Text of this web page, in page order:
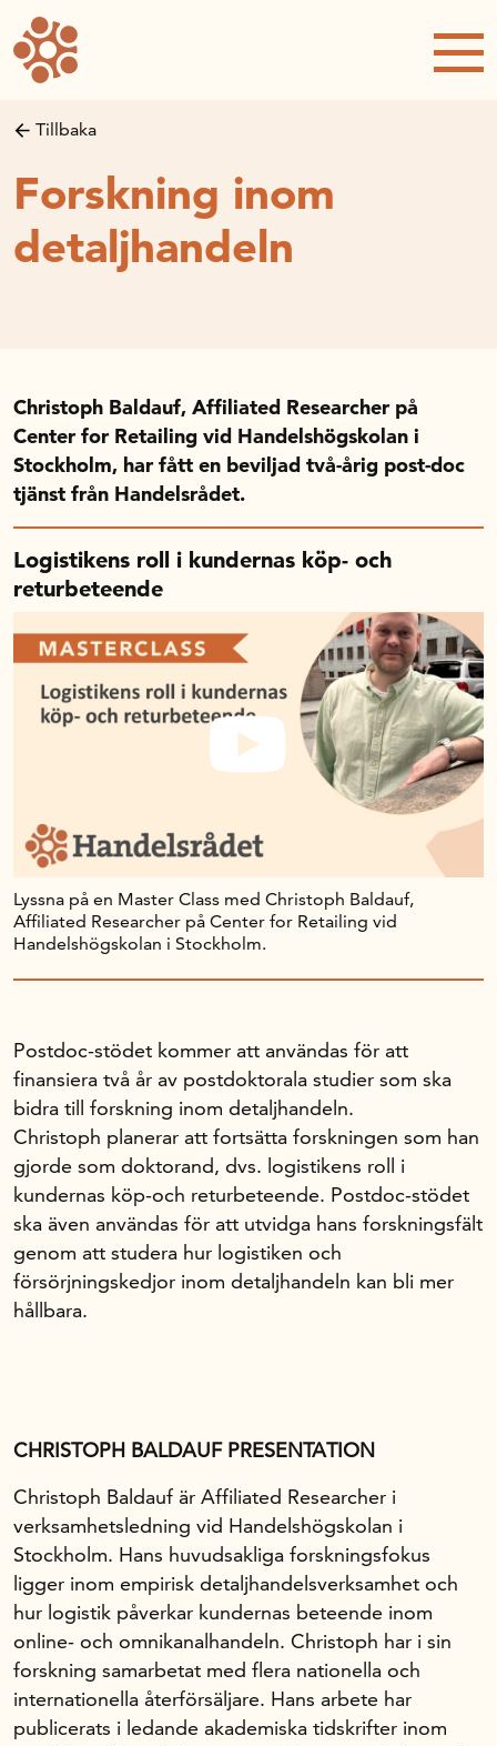
Forskning och utveckling
Forskningsprojekt
Rapporter och publikationer
NRWC – Nordic Retail and Wholesale
conference
Strategi och utveckling
Sök anslag
Forskningsprojekt
Postdoc-stöd
Planeringsanslag
Unga forskare
Varför bidrar Handelsrådet?
Forskningssatsningar
Kompetens och omställning
Handelns ekonomiska råd
Kalender
Handelsrådet Play
Om oss
Handelsfakta.se
In English
Tillbaka
Forskning inom
detaljhandeln
Postdoc-stödet kommer att användas för att
finansiera två år av postdoktorala studier som ska
bidra till forskning inom detaljhandeln.
Christoph planerar att fortsätta forskningen som han
gjorde som doktorand, dvs. logistikens roll i
kundernas köp-och returbeteende. Postdoc-stödet
ska även användas för att utvidga hans forskningsfält
genom att studera hur logistiken och
försörjningskedjor inom detaljhandeln kan bli mer
hållbara.
CHRISTOPH BALDAUF PRESENTATION
Christoph Baldauf är Affiliated Researcher i
verksamhetsledning vid Handelshögskolan i
Stockholm. Hans huvudsakliga forskningsfokus
ligger inom empirisk detaljhandelsverksamhet och
hur logistik påverkar kundernas beteende inom
online- och omnikanalhandeln. Christoph har i sin
forskning samarbetat med flera nationella och
internationella återförsäljare. Hans arbete har
publicerats i ledande akademiska tidskrifter inom
Christoph Baldauf, Affiliated Researcher på
Center for Retailing vid Handelshögskolan i
Stockholm, har fått en beviljad två-årig post-doc
tjänst från Handelsrådet.
Logistikens roll i kundernas köp- och
returbeteende
Lyssna på en Master Class med Christoph Baldauf,
Affiliated Researcher på Center for Retailing vid
Handelshögskolan i Stockholm.